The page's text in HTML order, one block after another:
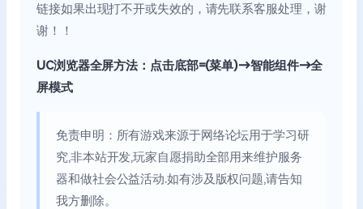
链接如果出现打不开或失效的，请先联系客服处理，谢
谢！！
UC浏览器全屏方法：点击底部=(菜单)→智能组件→全
屏模式
免责申明：所有游戏来源于网络论坛用于学习研
究,非本站开发,玩家自愿捐助全部用来维护服务
器和做社会公益活动.如有涉及版权问题,请告知
我方删除。